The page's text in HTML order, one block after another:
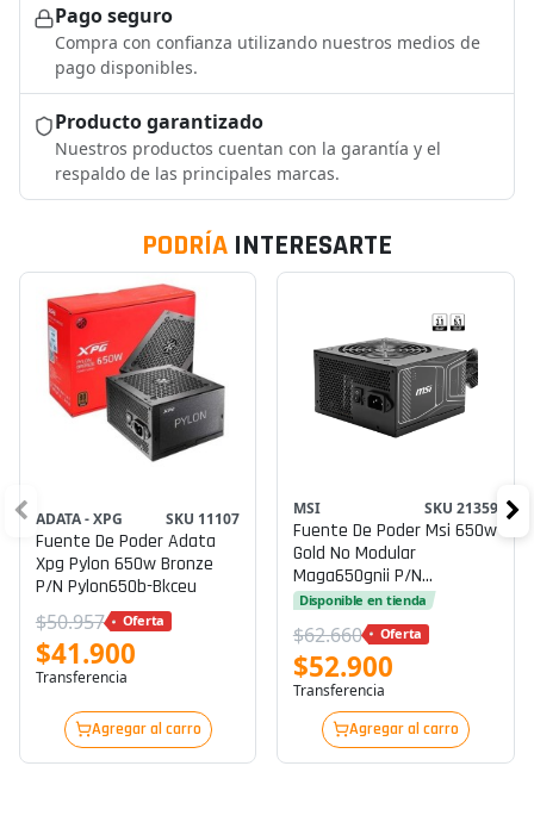
Pago seguro
Compra con confianza utilizando nuestros medios de
pago disponibles.
Producto garantizado
Nuestros productos cuentan con la garantía y el
respaldo de las principales marcas.
PODRÍA INTERESARTE
ADATA - XPG SKU 11107
Fuente De Poder Adata
Xpg Pylon 650w Bronze
P/n Pylon650b-Bkceu
$50.957 Oferta
$41.900
Transferencia
Agregar al carro
MSI SKU 21359
Fuente De Poder Msi 650w
Gold No Modular
Maga650gnii P/n
Mag650gnii
Disponible en tienda
$62.660 Oferta
$52.900
Transferencia
Agregar al carro